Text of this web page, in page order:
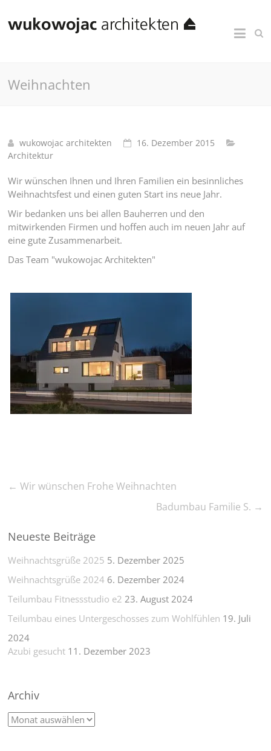
Weihnachten
wukowojac architekten
16. Dezember 2015
Architektur
Wir wünschen Ihnen und Ihren Familien ein besinnliches
Weihnachtsfest und einen guten Start ins neue Jahr.
Wir bedanken uns bei allen Bauherren und den
mitwirkenden Firmen und hoffen auch im neuen Jahr auf
eine gute Zusammenarbeit.
Das Team "wukowojac Architekten"
← Wir wünschen Frohe Weihnachten
Badumbau Familie S. →
Neueste Beiträge
Weihnachtsgrüße 2025 5. Dezember 2025
Weihnachtsgrüße 2024 6. Dezember 2024
Teilumbau Fitnessstudio e2 23. August 2024
Teilumbau eines Untergeschosses zum Wohlfühlen 19. Juli
2024
Azubi gesucht 11. Dezember 2023
Archiv